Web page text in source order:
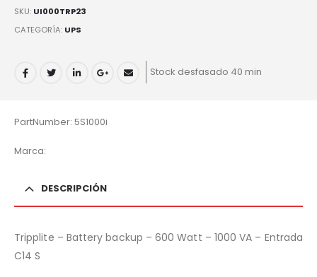
SKU: UI000TRP23
CATEGORÍA: UPS
Stock desfasado 40 min
PartNumber: 5S1000i
Marca:
DESCRIPCIÓN
Tripplite – Battery backup – 600 Watt – 1000 VA – Entrada
C14 S